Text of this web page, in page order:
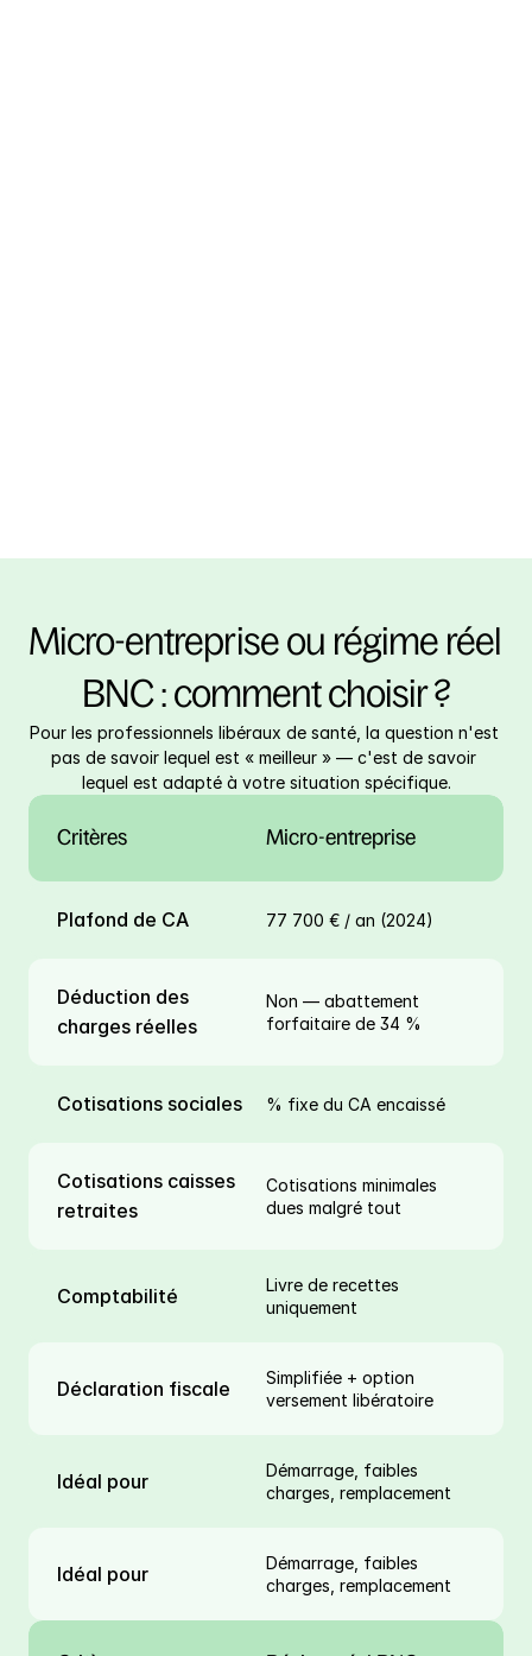
Micro-entreprise ou régime réel
BNC : comment choisir ?
Pour les professionnels libéraux de santé, la question n'est
pas de savoir lequel est « meilleur » — c'est de savoir
lequel est adapté à votre situation spécifique.
Critères Micro-entreprise
Plafond de CA 77 700 € / an (2024)
Déduction des
charges réelles
Non — abattement
forfaitaire de 34 %
Cotisations sociales % fixe du CA encaissé
Cotisations caisses
retraites
Cotisations minimales
dues malgré tout
Comptabilité
Livre de recettes
uniquement
Déclaration fiscale
Simplifiée + option
versement libératoire
Idéal pour
Démarrage, faibles
charges, remplacement
Idéal pour
Démarrage, faibles
charges, remplacement